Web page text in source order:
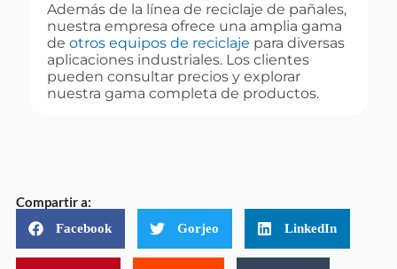
Además de la línea de reciclaje de pañales,
nuestra empresa ofrece una amplia gama
de otros equipos de reciclaje para diversas
aplicaciones industriales. Los clientes
pueden consultar precios y explorar
nuestra gama completa de productos.
Compartir a:
Facebook Gorjeo LinkedIn